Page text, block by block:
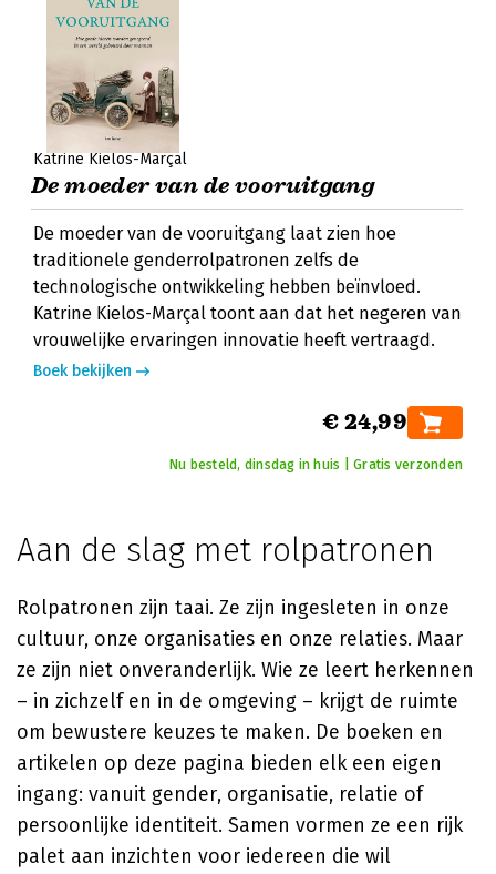
Katrine Kielos-Marçal
De moeder van de vooruitgang
De moeder van de vooruitgang laat zien hoe
traditionele genderrolpatronen zelfs de
technologische ontwikkeling hebben beïnvloed.
Katrine Kielos-Marçal toont aan dat het negeren van
vrouwelijke ervaringen innovatie heeft vertraagd.
Boek bekijken
€ 24,99
Nu besteld, dinsdag in huis | Gratis verzonden
Aan de slag met rolpatronen
Rolpatronen zijn taai. Ze zijn ingesleten in onze
cultuur, onze organisaties en onze relaties. Maar
ze zijn niet onveranderlijk. Wie ze leert herkennen
– in zichzelf en in de omgeving – krijgt de ruimte
om bewustere keuzes te maken. De boeken en
artikelen op deze pagina bieden elk een eigen
ingang: vanuit gender, organisatie, relatie of
persoonlijke identiteit. Samen vormen ze een rijk
palet aan inzichten voor iedereen die wil